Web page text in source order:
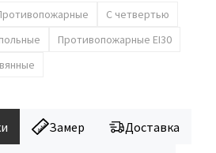
С четвертью
Противопожарные EI30
Замер Доставка